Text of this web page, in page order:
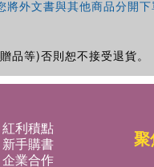
外文書與其他商品分開
品等)否則恕不接受退貨。
紅利積點
新手購書
企業合作